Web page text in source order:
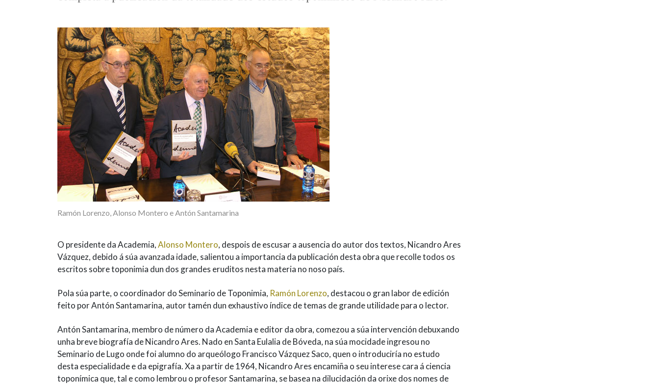
Ramón Lorenzo, Alonso Montero e Antón Santamarina
O presidente da Academia,Alonso Montero, despois de escusar a ausencia do autor dos textos, Nicandro Ares
Vázquez, debido á súa avanzada idade, salientou a importancia da publicación desta obra que recolle todos os
escritos sobre toponimia dun dos grandes eruditos nesta materia no noso país.
Pola súa parte, o coordinador do Seminario de Toponimia, Ramón Lorenzo, destacou o gran labor de edición
feito por Antón Santamarina, autor tamén dun exhaustivo índice de temas de grande utilidade para o lector.
Antón Santamarina, membro de número da Academia e editor da obra, comezou a súa intervención debuxando
unha breve biografía de Nicandro Ares. Nado en Santa Eulalia de Bóveda, na súa mocidade ingresou no
Seminario de Lugo onde foi alumno do arqueólogo Francisco Vázquez Saco, quen o introduciría no estudo
desta especialidade e da epigrafía. Xa a partir de 1964, Nicandro Ares encamiña o seu interese cara á ciencia
toponímica que, tal e como lembrou o profesor Santamarina, se basea na dilucidación da orixe dos nomes de